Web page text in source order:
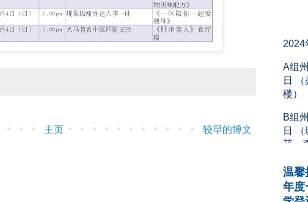
较早的博文
主页
A组
楼）
B组
莪、
巴、
城）
新闻
温馨
年度